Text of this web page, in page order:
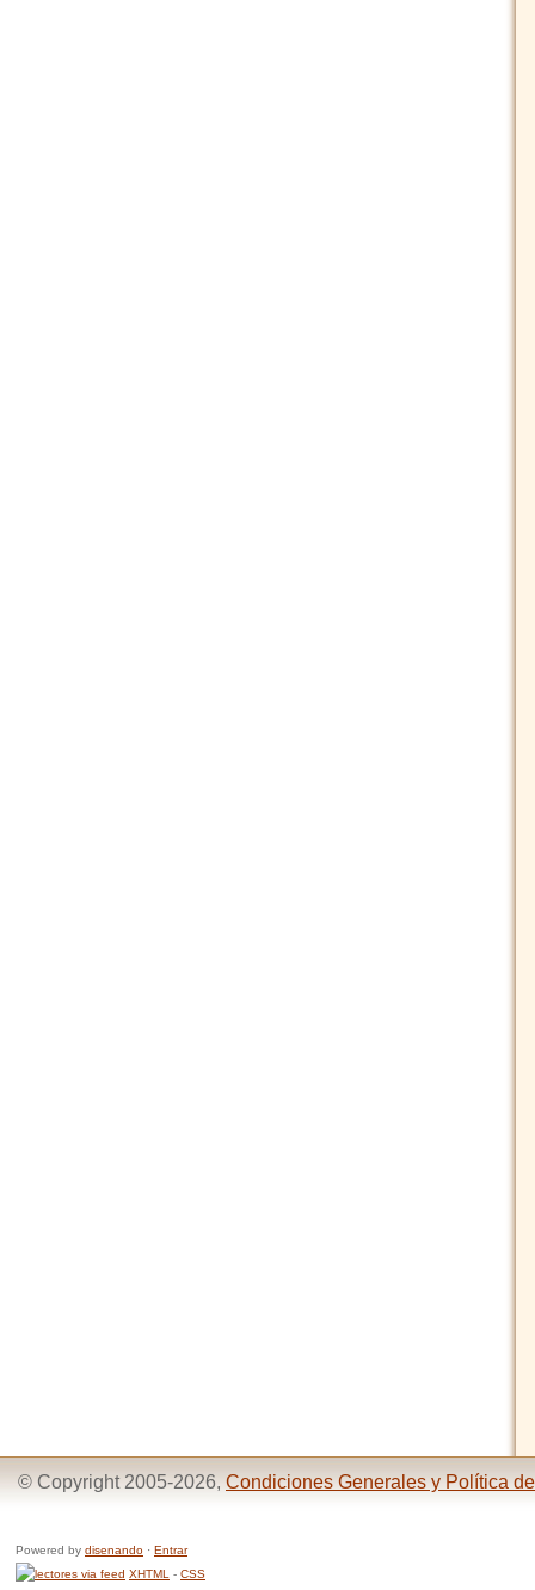
© Copyright 2005-2026, Condiciones Generales y Política
Powered by disenando · Entrar
XHTML - CSS